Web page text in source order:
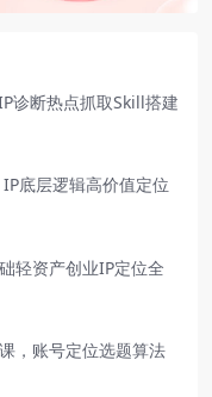
诊断热点抓取Skill搭建
底层逻辑高价值定位
轻资产创业IP定位全
，账号定位选题算法